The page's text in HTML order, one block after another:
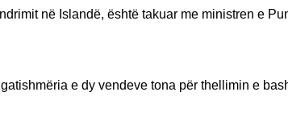
në Islandë, është takuar me ministren e
e dy vendeve tona për thellimin e